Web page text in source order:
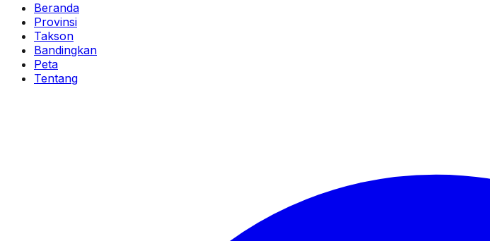
Beranda
Provinsi
Takson
Bandingkan
Peta
Tentang